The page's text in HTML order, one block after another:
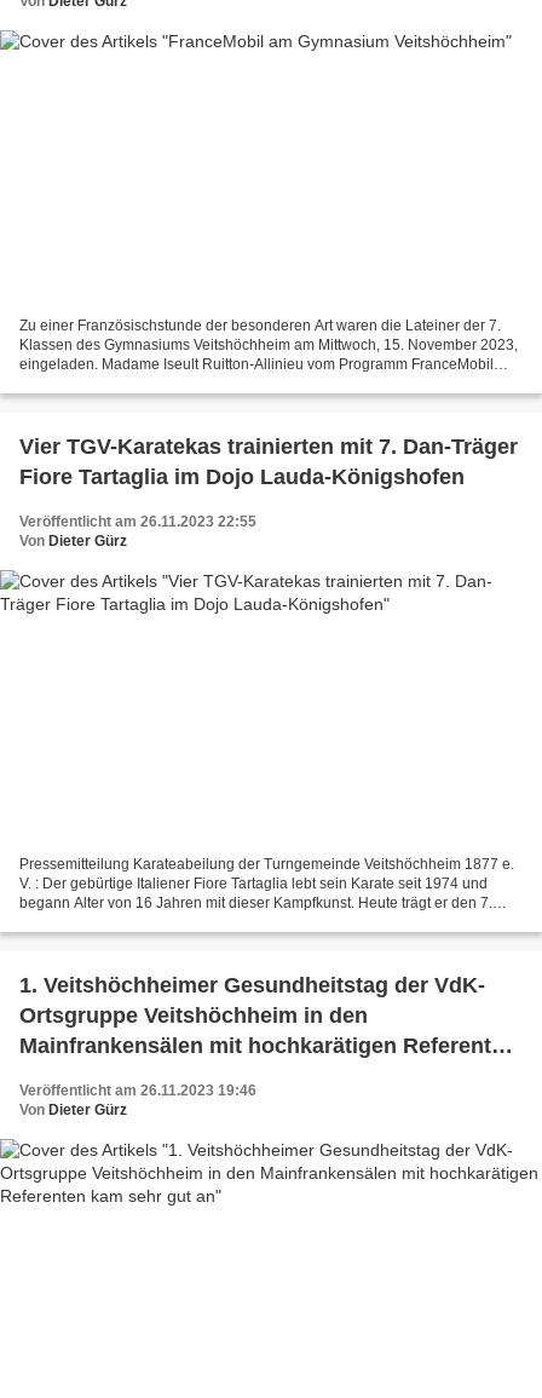
Zu einer Französischstunde der besonderen Art waren die Lateiner der 7.
Klassen des Gymnasiums Veitshöchheim am Mittwoch, 15. November 2023,
eingeladen. Madame Iseult Ruitton-Allinieu vom Programm FranceMobil
Vier TGV-Karatekas trainierten mit 7. Dan-Träger
Fiore Tartaglia im Dojo Lauda-Königshofen
Veröffentlicht am 26.11.2023 22:55
Von Dieter Gürz
Pressemitteilung Karateabeilung der Turngemeinde Veitshöchheim 1877 e.
V. : Der gebürtige Italiener Fiore Tartaglia lebt sein Karate seit 1974 und
begann Alter von 16 Jahren mit dieser Kampfkunst. Heute trägt er den 7.
1. Veitshöchheimer Gesundheitstag der VdK-
Ortsgruppe Veitshöchheim in den
Mainfrankensälen mit hochkarätigen Referenten
Veröffentlicht am 26.11.2023 19:46
Von Dieter Gürz